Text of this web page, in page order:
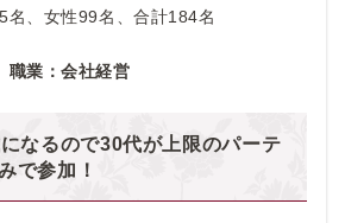
名、女性99名、合計184名
業：会社経営
なるので30代が上限のパーテ
で参加！